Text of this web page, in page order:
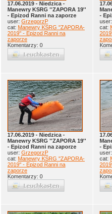
17.06.2019 - Niedzica -
Manewry KSRG ''ZAPORA 19''
- Epizod Ranni na zaporze
user: GrzegorzP
cat: Manewry KSRG ''ZAPORA-
2019'' - Epizod Ranni na
zaporze
Komentarzy: 0
-
cat:
17.06.2019 - Niedzica -
Manewry KSRG ''ZAPORA 19''
- Epizod Ranni na zaporze
user: GrzegorzP
cat: Manewry KSRG ''ZAPORA-
2019'' - Epizod Ranni na
zaporze
Komentarzy: 0
-
cat: